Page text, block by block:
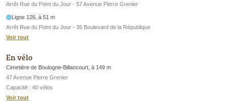
Arrêt Rue du Point du Jour - 57 Avenue Pierre Grenier
Ligne 126, à 51 m
Arrêt Rue du Point du Jour - 36 Boulevard de la République
Voir tout
En vélo
Cimetière de Boulogne-Billancourt, à 149 m
47 Avenue Pierre Grenier
Capacité : 40 vélos
Voir tout